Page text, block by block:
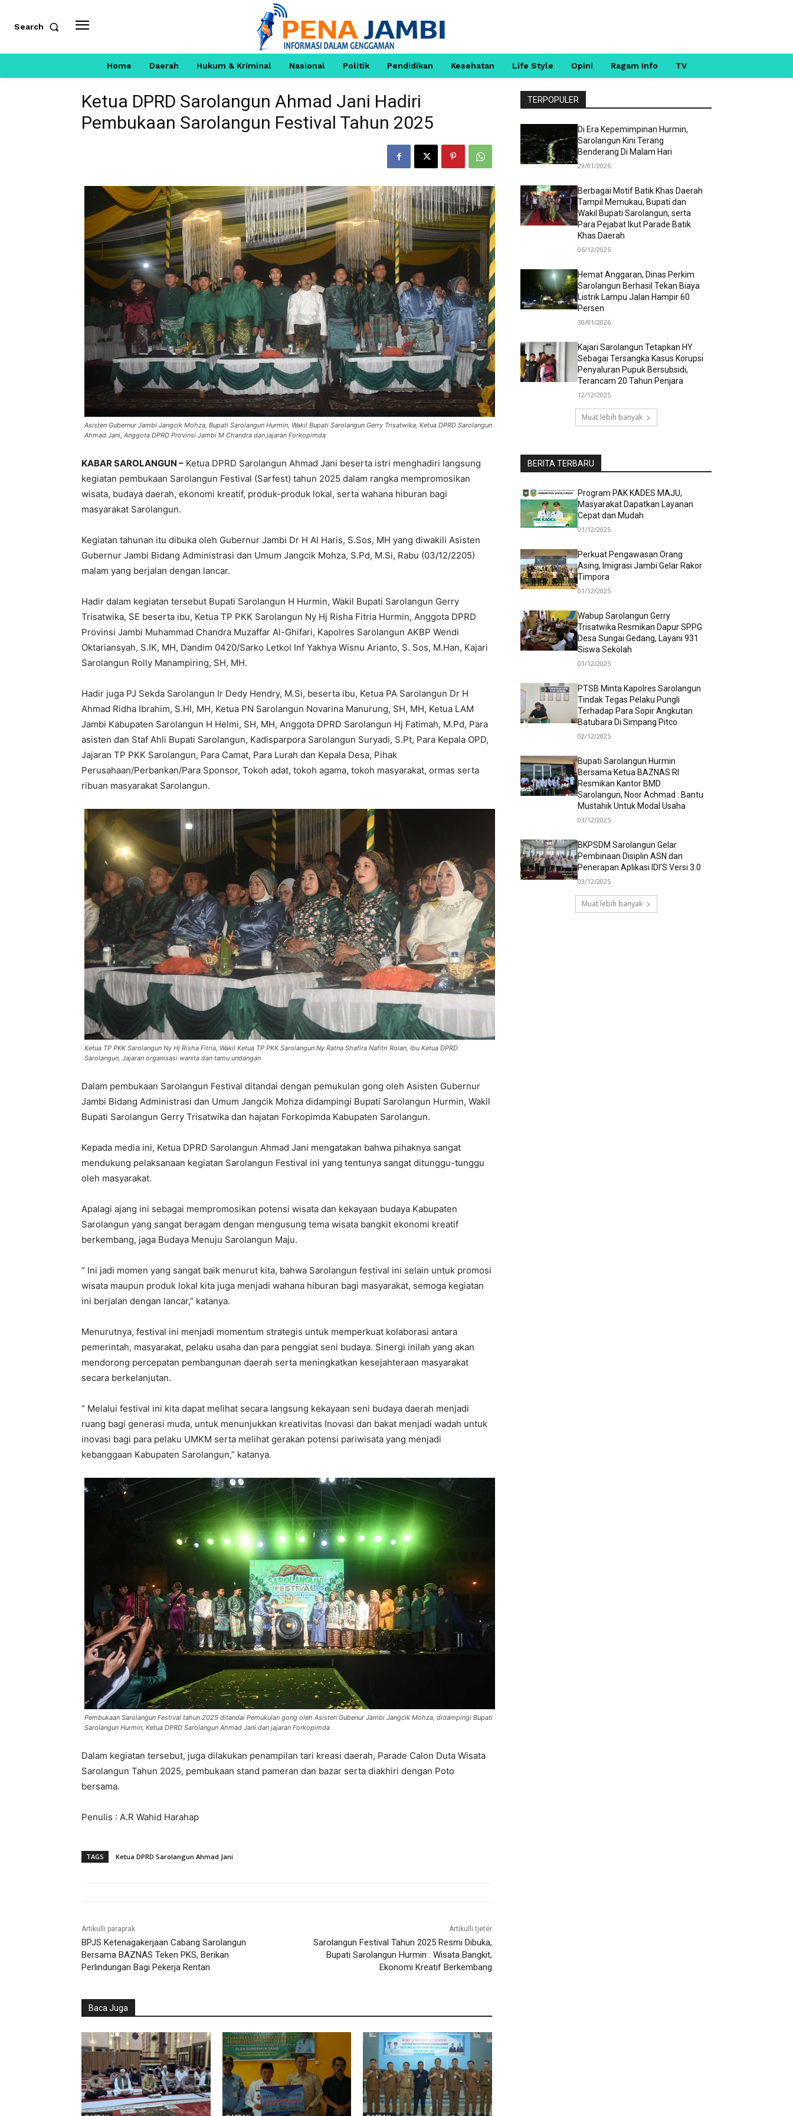
Search
Home Daerah Hukum & Kriminal Nasional Politik Pendidikan Kesehatan Life Style Opini Ragam Info TV
Ketua DPRD Sarolangun Ahmad Jani Hadiri
Pembukaan Sarolangun Festival Tahun 2025
Asisten Gubernur Jambi Jangcik Mohza, Bupati Sarolangun Hurmin, Wakil Bupati Sarolangun Gerry Trisatwika, Ketua DPRD Sarolangun
Ahmad Jani, Anggota DPRD Provinsi Jambi M Chandra dan jajaran Forkopimda
KABAR SAROLANGUN – Ketua DPRD Sarolangun Ahmad Jani beserta istri menghadiri langsung
kegiatan pembukaan Sarolangun Festival (Sarfest) tahun 2025 dalam rangka mempromosikan
wisata, budaya daerah, ekonomi kreatif, produk-produk lokal, serta wahana hiburan bagi
masyarakat Sarolangun.
Kegiatan tahunan itu dibuka oleh Gubernur Jambi Dr H Al Haris, S.Sos, MH yang diwakili Asisten
Gubernur Jambi Bidang Administrasi dan Umum Jangcik Mohza, S.Pd, M.Si, Rabu (03/12/2205)
malam yang berjalan dengan lancar.
Hadir dalam kegiatan tersebut Bupati Sarolangun H Hurmin, Wakil Bupati Sarolangun Gerry
Trisatwika, SE beserta ibu, Ketua TP PKK Sarolangun Ny Hj Risha Fitria Hurmin, Anggota DPRD
Provinsi Jambi Muhammad Chandra Muzaffar Al-Ghifari, Kapolres Sarolangun AKBP Wendi
Oktariansyah, S.IK, MH, Dandim 0420/Sarko Letkol Inf Yakhya Wisnu Arianto, S. Sos, M.Han, Kajari
Sarolangun Rolly Manampiring, SH, MH.
Hadir juga PJ Sekda Sarolangun Ir Dedy Hendry, M.Si, beserta ibu, Ketua PA Sarolangun Dr H
Ahmad Ridha Ibrahim, S.HI, MH, Ketua PN Sarolangun Novarina Manurung, SH, MH, Ketua LAM
Jambi Kabupaten Sarolangun H Helmi, SH, MH, Anggota DPRD Sarolangun Hj Fatimah, M.Pd, Para
asisten dan Staf Ahli Bupati Sarolangun, Kadisparpora Sarolangun Suryadi, S.Pt, Para Kepala OPD,
Jajaran TP PKK Sarolangun, Para Camat, Para Lurah dan Kepala Desa, Pihak
Perusahaan/Perbankan/Para Sponsor, Tokoh adat, tokoh agama, tokoh masyarakat, ormas serta
ribuan masyarakat Sarolangun.
Ketua TP PKK Sarolangun Ny Hj Risha Fitria, Wakil Ketua TP PKK Sarolangun Ny Ratna Shafira Nafitri Rolan, Ibu Ketua DPRD
Sarolangun, Jajaran organisasi wanita dan tamu undangan
Dalam pembukaan Sarolangun Festival ditandai dengan pemukulan gong oleh Asisten Gubernur
Jambi Bidang Administrasi dan Umum Jangcik Mohza didampingi Bupati Sarolangun Hurmin, Wakil
Bupati Sarolangun Gerry Trisatwika dan hajatan Forkopimda Kabupaten Sarolangun.
Kepada media ini, Ketua DPRD Sarolangun Ahmad Jani mengatakan bahwa pihaknya sangat
mendukung pelaksanaan kegiatan Sarolangun Festival ini yang tentunya sangat ditunggu-tunggu
oleh masyarakat.
Apalagi ajang ini sebagai mempromosikan potensi wisata dan kekayaan budaya Kabupaten
Sarolangun yang sangat beragam dengan mengusung tema wisata bangkit ekonomi kreatif
berkembang, jaga Budaya Menuju Sarolangun Maju.
” Ini jadi momen yang sangat baik menurut kita, bahwa Sarolangun festival ini selain untuk promosi
wisata maupun produk lokal kita juga menjadi wahana hiburan bagi masyarakat, semoga kegiatan
ini berjalan dengan lancar,” katanya.
Menurutnya, festival ini menjadi momentum strategis untuk memperkuat kolaborasi antara
pemerintah, masyarakat, pelaku usaha dan para penggiat seni budaya. Sinergi inilah yang akan
mendorong percepatan pembangunan daerah serta meningkatkan kesejahteraan masyarakat
secara berkelanjutan.
” Melalui festival ini kita dapat melihat secara langsung kekayaan seni budaya daerah menjadi
ruang bagi generasi muda, untuk menunjukkan kreativitas Inovasi dan bakat menjadi wadah untuk
inovasi bagi para pelaku UMKM serta melihat gerakan potensi pariwisata yang menjadi
kebanggaan Kabupaten Sarolangun,” katanya.
Pembukaan Sarolangun Festival tahun 2025 ditandai Pemukulan gong oleh Asisten Gubenur Jambi Jangcik Mohza, didampingi Bupati
Sarolangun Hurmin, Ketua DPRD Sarolangun Ahmad Jani dan jajaran Forkopimda
Dalam kegiatan tersebut, juga dilakukan penampilan tari kreasi daerah, Parade Calon Duta Wisata
Sarolangun Tahun 2025, pembukaan stand pameran dan bazar serta diakhiri dengan Poto
bersama.
Penulis : A.R Wahid Harahap
TAGS Ketua DPRD Sarolangun Ahmad Jani
Artikulli paraprak
BPJS Ketenagakerjaan Cabang Sarolangun
Bersama BAZNAS Teken PKS, Berikan
Perlindungan Bagi Pekerja Rentan
Artikulli tjetër
Sarolangun Festival Tahun 2025 Resmi Dibuka,
Bupati Sarolangun Hurmin : Wisata Bangkit,
Ekonomi Kreatif Berkembang
Baca Juga
TERPOPULER
Di Era Kepemimpinan Hurmin,
Sarolangun Kini Terang
Benderang Di Malam Hari
29/01/2026
Berbagai Motif Batik Khas Daerah
Tampil Memukau, Bupati dan
Wakil Bupati Sarolangun, serta
Para Pejabat Ikut Parade Batik
Khas Daerah
06/12/2025
Hemat Anggaran, Dinas Perkim
Sarolangun Berhasil Tekan Biaya
Listrik Lampu Jalan Hampir 60
Persen
30/01/2026
Kajari Sarolangun Tetapkan HY
Sebagai Tersangka Kasus Korupsi
Penyaluran Pupuk Bersubsidi,
Terancam 20 Tahun Penjara
12/12/2025
Muat lebih banyak
BERITA TERBARU
Program PAK KADES MAJU,
Masyarakat Dapatkan Layanan
Cepat dan Mudah
01/12/2025
Perkuat Pengawasan Orang
Asing, Imigrasi Jambi Gelar Rakor
Timpora
01/12/2025
Wabup Sarolangun Gerry
Trisatwika Resmikan Dapur SPPG
Desa Sungai Gedang, Layani 931
Siswa Sekolah
01/12/2025
PTSB Minta Kapolres Sarolangun
Tindak Tegas Pelaku Pungli
Terhadap Para Sopir Angkutan
Batubara Di Simpang Pitco
02/12/2025
Bupati Sarolangun Hurmin
Bersama Ketua BAZNAS RI
Resmikan Kantor BMD
Sarolangun, Noor Achmad : Bantu
Mustahik Untuk Modal Usaha
03/12/2025
BKPSDM Sarolangun Gelar
Pembinaan Disiplin ASN dan
Penerapan Aplikasi IDI’S Versi 3.0
03/12/2025
Muat lebih banyak